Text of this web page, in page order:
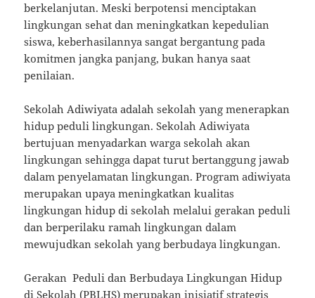
berkelanjutan. Meski berpotensi menciptakan
lingkungan sehat dan meningkatkan kepedulian
siswa, keberhasilannya sangat bergantung pada
komitmen jangka panjang, bukan hanya saat
penilaian.
Sekolah Adiwiyata adalah sekolah yang menerapkan
hidup peduli lingkungan. Sekolah Adiwiyata
bertujuan menyadarkan warga sekolah akan
lingkungan sehingga dapat turut bertanggung jawab
dalam penyelamatan lingkungan. Program adiwiyata
merupakan upaya meningkatkan kualitas
lingkungan hidup di sekolah melalui gerakan peduli
dan berperilaku ramah lingkungan dalam
mewujudkan sekolah yang berbudaya lingkungan.
Gerakan Peduli dan Berbudaya Lingkungan Hidup
di Sekolah (PBLHS) merupakan inisiatif strategis